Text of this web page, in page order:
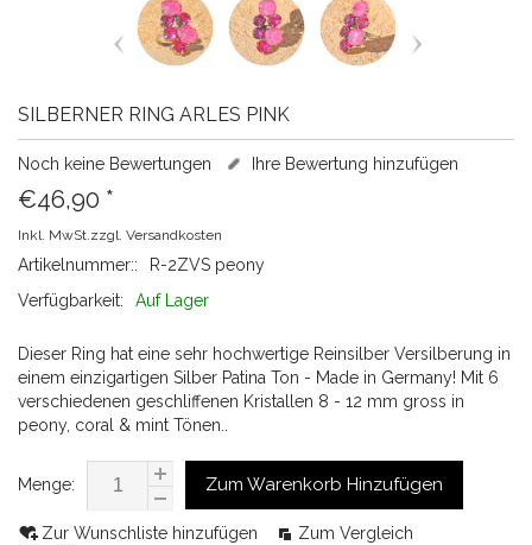
SILBERNER RING ARLES PINK
Noch keine Bewertungen Ihre Bewertung hinzufügen
€46,90 *
Inkl. MwSt.zzgl. Versandkosten
Artikelnummer::
R-2ZVS peony
Verfügbarkeit:
Auf Lager
Dieser Ring hat eine sehr hochwertige Reinsilber Versilberung in
einem einzigartigen Silber Patina Ton - Made in Germany! Mit 6
verschiedenen geschliffenen Kristallen 8 - 12 mm gross in
peony, coral & mint Tönen..
Menge: Zum Warenkorb Hinzufügen
Zur Wunschliste hinzufügen
Zum Vergleich